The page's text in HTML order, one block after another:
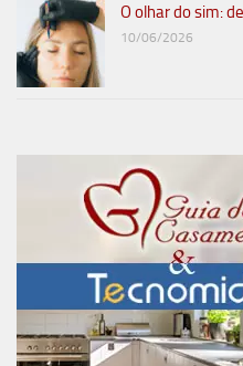
O olhar do sim:
10/06/2026